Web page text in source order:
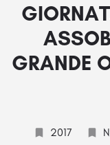
GRANDE
2017